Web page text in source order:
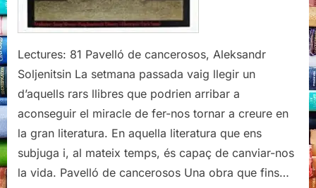
Lectures: 81 Pavelló de cancerosos, Aleksandr
Soljenitsin La setmana passada vaig llegir un
d’aquells rars llibres que podrien arribar a
aconseguir el miracle de fer-nos tornar a creure en
la gran literatura. En aquella literatura que ens
subjuga i, al mateix temps, és capaç de canviar-nos
la vida. Pavelló de cancerosos Una obra que fins…